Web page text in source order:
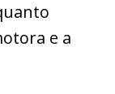
e a